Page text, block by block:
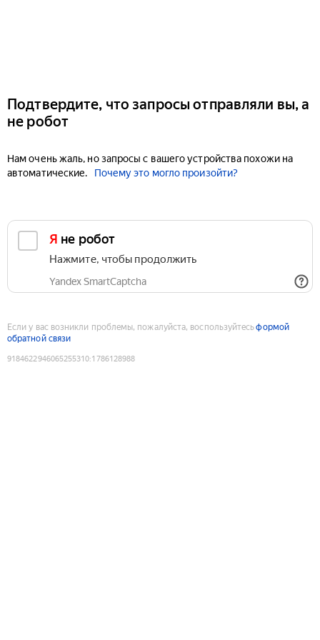
Подтвердите, что запросы отправляли вы, а
не робот
Нам очень жаль, но запросы с вашего устройства похожи на
автоматические.
Почему это могло произойти?
Я не робот
Нажмите, чтобы продолжить
Yandex SmartCaptcha
Если у вас возникли проблемы, пожалуйста, воспользуйтесьформой
обратной связи
9184622946065255310:1786128988